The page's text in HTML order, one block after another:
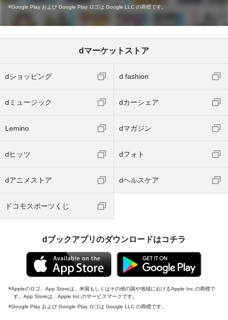
Google Play および Google Play ロゴは Google LLC の商標です。
dマーケットストア
dショッピング d fashion
dミュージック dカーシェア
Lemino dマガジン
dヒッツ dフォト
dアニメストア dヘルスケア
ドコモスポーツくじ
dブックアプリのダウンロードはコチラ
Appleのロゴ、App Storeは、米国もしくはその他の国や地域におけるApple Inc.の商標で
す。App Storeは、Apple Inc.のサービスマークです。
Google Play および Google Play ロゴは Google LLC の商標です。